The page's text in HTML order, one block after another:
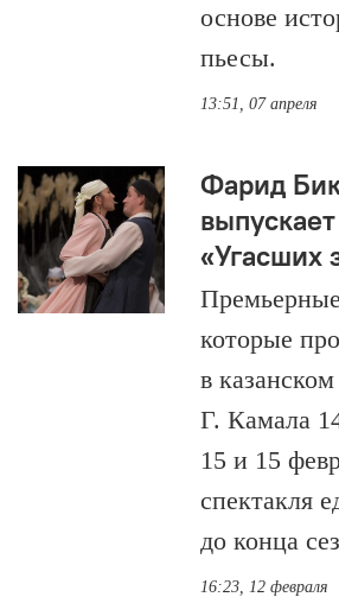
основе
пьесы.
13:51, 07 апреля
Фарид
«Угасших
которые
в
Г. Камала
15 и 15
спектакля
до конца
16:23, 12 февраля